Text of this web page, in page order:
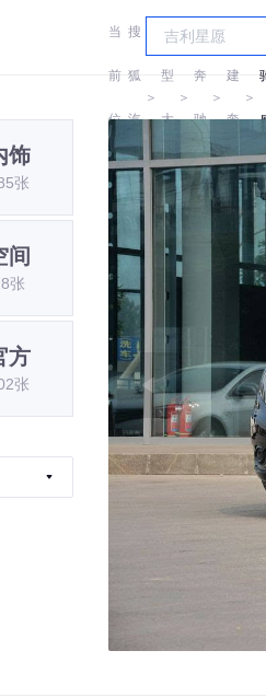
当
前
位
置:
搜
狐
汽
车
＞
车
型
大
全
＞
奔
驰
＞
建
奔
驰
＞
饰
张
间
张
方
张